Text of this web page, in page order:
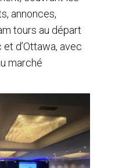
annonces,
tours au départ
d’Ottawa, avec
marché